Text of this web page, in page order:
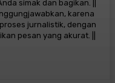
simak dan bagikan. ||
karena
jurnalistik, dengan
pesan yang akurat. ||